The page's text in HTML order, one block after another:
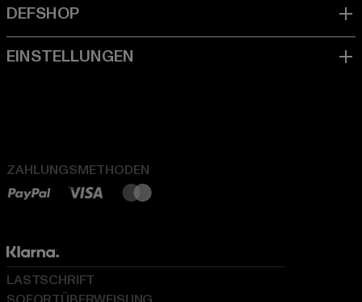
ZAHLUNGSMETHODEN
LASTSCHRIFT